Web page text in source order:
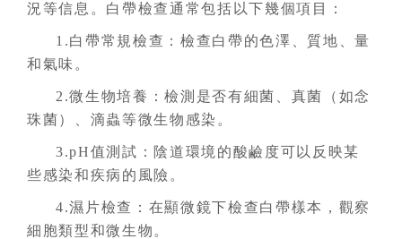
況等信息。白帶檢查通常包括以下幾個項目：
1.白帶常規檢查：檢查白帶的色澤、質地、量
和氣味。
2.微生物培養：檢測是否有細菌、真菌（如念
珠菌）、滴蟲等微生物感染。
3.pH值測試：陰道環境的酸鹼度可以反映某
些感染和疾病的風險。
4.濕片檢查：在顯微鏡下檢查白帶樣本，觀察
細胞類型和微生物。